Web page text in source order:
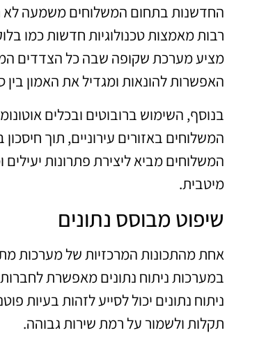
החדשנות בתחום המשלוחים משמעה לא
רבות מאמצות טכנולוגיות חדשות כמו
מציע מערכת שקופה שבה כל הצדדים
האפשרות להונאות ומגדיל את האמון בין
בנוסף, השימוש ברובוטים ובכלים
המשלוחים באזורים עירוניים, תוך
המשלוחים מביא ליצירת פתרונות
מיטבית.
שיפוט מבוסס נתונים
אחת מהתכונות המרכזיות של מערכות
במערכות ניתוח נתונים מאפשרת
ניתוח נתונים יכול לסייע לזהות בעיות
תקלות ולשמור על רמת שירות גבוהה.